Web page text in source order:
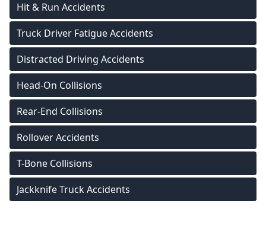
Hit & Run Accidents
Truck Driver Fatigue Accidents
Distracted Driving Accidents
Head-On Collisions
Rear-End Collisions
Rollover Accidents
T-Bone Collisions
Jackknife Truck Accidents